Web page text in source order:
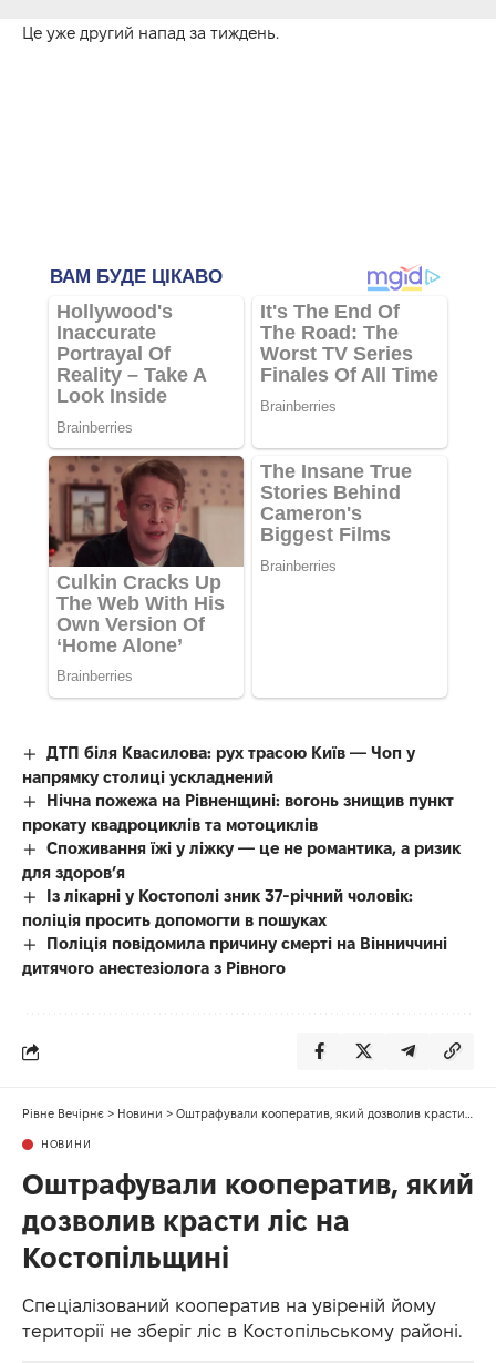
Це уже другий напад за тиждень.
ДТП біля Квасилова: рух трасою Київ — Чоп у
напрямку столиці ускладнений
Нічна пожежа на Рівненщині: вогонь знищив пункт
прокату квадроциклів та мотоциклів
Споживання їжі у ліжку — це не романтика, а ризик
для здоров’я
Із лікарні у Костополі зник 37-річний чоловік:
поліція просить допомогти в пошуках
Поліція повідомила причину смерті на Вінниччині
дитячого анестезіолога з Рівного
Рівне Вечірнє > Новини > Оштрафували кооператив, який дозволив красти ліс на Костопільщині
НОВИНИ
Оштрафували кооператив, який
дозволив красти ліс на
Костопільщині
Спеціалізований кооператив на увіреній йому
території не зберіг ліс в Костопільському районі.